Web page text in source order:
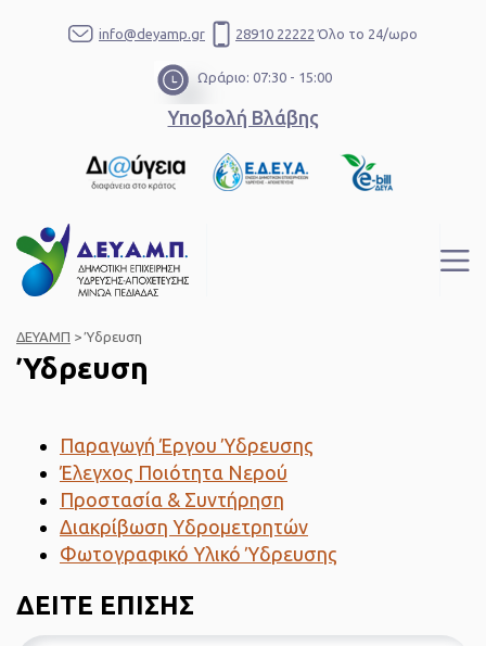
info@deyamp.gr 28910 22222 Όλο το 24/ωρο
Ωράριο: 07:30 - 15:00
Υποβολή Βλάβης
ΔΕΥΑΜΠ >Ύδρευση
Ύδρευση
Παραγωγή Έργου Ύδρευσης
Έλεγχος Ποιότητα Νερού
Προστασία & Συντήρηση
Διακρίβωση Υδρομετρητών
Φωτογραφικό Υλικό Ύδρευσης
ΔΕΙΤΕ ΕΠΙΣΗΣ